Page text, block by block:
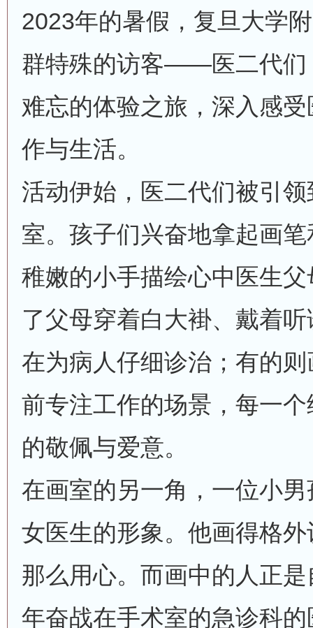
2023年的暑假，复旦大学
群特殊的访客——医二代们
难忘的体验之旅，深入感
作与生活。
活动伊始，医二代们被引
室。孩子们兴奋地拿起画
稚嫩的小手描绘心中医生
了父母穿着白大褂、戴着
在为病人仔细诊治；有的
前专注工作的场景，每一
的敬佩与爱意。
在画室的另一角，一位小
女医生的形象。他画得格
那么用心。而画中的人正
年奋战在手术室的急诊科